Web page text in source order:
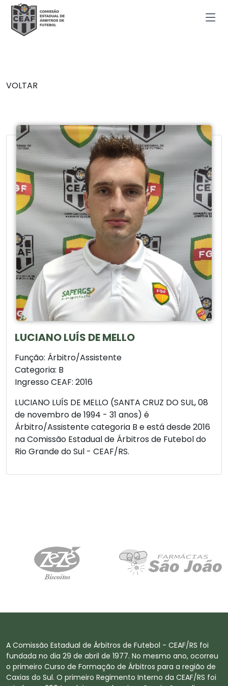
VOLTAR
LUCIANO LUÍS DE MELLO
Função: Árbitro/Assistente
Categoria: B
Ingresso CEAF: 2016
LUCIANO LUÍS DE MELLO (SANTA CRUZ DO SUL, 08
de novembro de 1994 - 31 anos) é
Árbitro/Assistente categoria B e está desde 2016
na Comissão Estadual de Árbitros de Futebol do
Rio Grande do Sul - CEAF/RS.
A Comissão Estadual de Árbitros de Futebol - CEAF/RS foi
fundada no dia 29 de abril de 1977. No mesmo ano, ocorreu
o primeiro Curso de Formação de Árbitros para a região de
Caxias do Sul. O primeiro Regimento Interno da CEAF/RS foi